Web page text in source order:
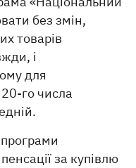
без змін,
товарів
і
для
го числа
за купівлю